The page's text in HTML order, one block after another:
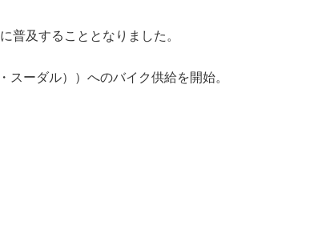
普及することとなりました。
ーダル））へのバイク供給を開始。